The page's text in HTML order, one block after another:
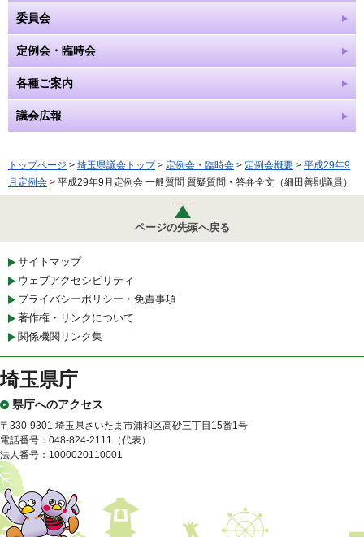
委員会
定例会・臨時会
各種ご案内
議会広報
トップページ > 埼玉県議会トップ> 定例会・臨時会 > 定例会概要 > 平成29年9
月定例会 > 平成29年9月定例会 一般質問 質疑質問・答弁全文（細田善則議員）
ページの先頭へ戻る
サイトマップ
ウェブアクセシビリティ
プライバシーポリシー・免責事項
著作権・リンクについて
関係機関リンク集
埼玉県庁
県庁へのアクセス
〒330-9301 埼玉県さいたま市浦和区高砂三丁目15番1号
電話番号：048-824-2111（代表）
法人番号：1000020110001